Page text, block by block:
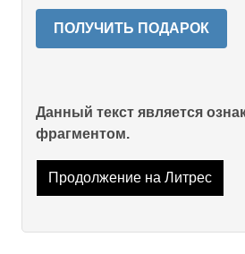
ПОЛУЧИТЬ ПОДАРОК
Данный текст является
фрагментом.
Продолжение на Литрес